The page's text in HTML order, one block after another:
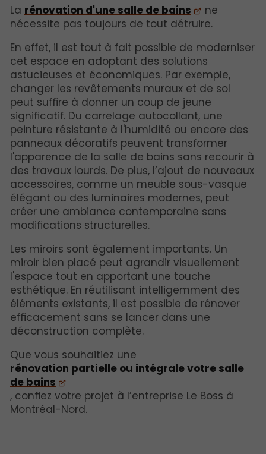
La rénovation d'une salle de bains
ne
nécessite pas toujours de tout détruire.
En effet, il est tout à fait possible de moderniser
cet espace en adoptant des solutions
astucieuses et économiques. Par exemple,
changer les revêtements muraux et de sol
peut suffire à donner un coup de jeune
significatif. Du carrelage autocollant, une
peinture résistante à l'humidité ou encore des
panneaux décoratifs peuvent transformer
l'apparence de la salle de bains sans recourir à
des travaux lourds. De plus, l’ajout de nouveaux
accessoires, comme un meuble sous-vasque
élégant ou des luminaires modernes, peut
créer une ambiance contemporaine sans
modifications structurelles.
Les miroirs sont également importants. Un
miroir bien placé peut agrandir visuellement
l'espace tout en apportant une touche
esthétique. En réutilisant intelligemment des
éléments existants, il est possible de rénover
efficacement sans se lancer dans une
déconstruction complète.
Que vous souhaitiez une
rénovation partielle ou intégrale votre salle
de bains
, confiez votre projet à l’entreprise Le Boss à
Montréal-Nord.